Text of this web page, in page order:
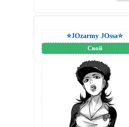
⭐JOzarmy JOssa⭐
Свой